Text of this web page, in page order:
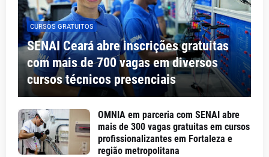
CURSOS GRATUITOS
SENAI Ceará abre inscrições gratuitas
com mais de 700 vagas em diversos
cursos técnicos presenciais
OMNIA em parceria com SENAI abre
mais de 300 vagas gratuitas em cursos
profissionalizantes em Fortaleza e
região metropolitana